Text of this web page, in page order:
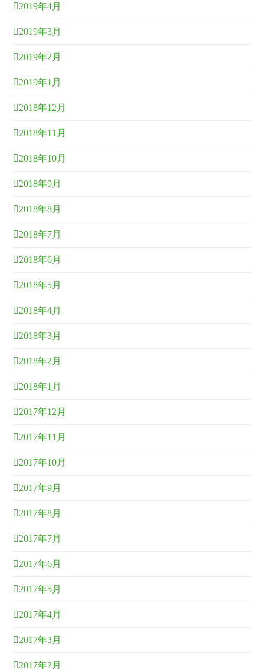
2019年4月
2019年3月
2019年2月
2019年1月
2018年12月
2018年11月
2018年10月
2018年9月
2018年8月
2018年7月
2018年6月
2018年5月
2018年4月
2018年3月
2018年2月
2018年1月
2017年12月
2017年11月
2017年10月
2017年9月
2017年8月
2017年7月
2017年6月
2017年5月
2017年4月
2017年3月
2017年2月